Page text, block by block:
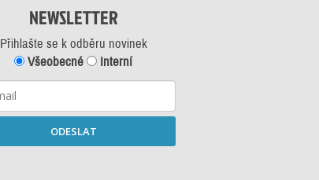
NEWSLETTER
Přihlašte se k odběru novinek
Všeobecné
Interní
ODESLAT